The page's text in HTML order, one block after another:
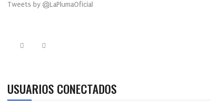
Tweets by @LaPlumaOficial
USUARIOS CONECTADOS